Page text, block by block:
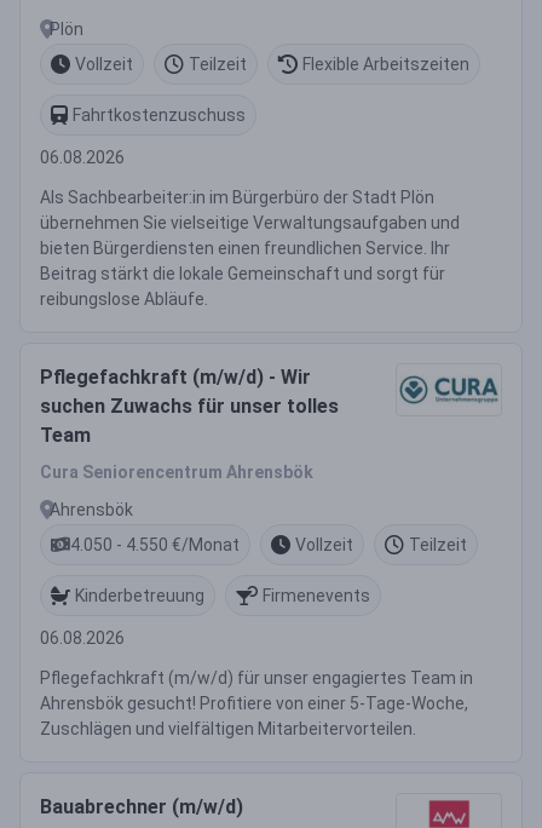
Plön
Vollzeit
Teilzeit Flexible Arbeitszeiten
Fahrtkostenzuschuss
06.08.2026
Als Sachbearbeiter:in im Bürgerbüro der Stadt Plön
übernehmen Sie vielseitige Verwaltungsaufgaben und
bieten Bürgerdiensten einen freundlichen Service. Ihr
Beitrag stärkt die lokale Gemeinschaft und sorgt für
reibungslose Abläufe.
Pflegefachkraft (m/w/d) - Wir
suchen Zuwachs für unser tolles
Team
Cura Seniorencentrum Ahrensbök
Ahrensbök
4.050 - 4.550 €/Monat
Vollzeit Teilzeit
Kinderbetreuung Firmenevents
06.08.2026
Pflegefachkraft (m/w/d) für unser engagiertes Team in
Ahrensbök gesucht! Profitiere von einer 5-Tage-Woche,
Zuschlägen und vielfältigen Mitarbeitervorteilen.
Bauabrechner (m/w/d)